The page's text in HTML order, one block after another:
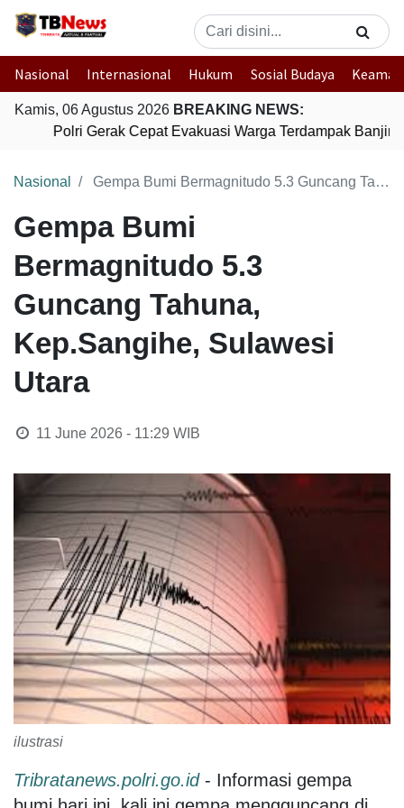
Nasional Internasional Hukum Sosial Budaya
Kamis, 06 Agustus 2026 BREAKING NEWS:
Polri Gerak Cepat Evakuasi Warga Terdampak Banjir
Nasional Gempa Bumi Bermagnitudo 5.3 Guncang Tahuna, Kep.Sangihe, Sulawesi Utara
Gempa Bumi
Bermagnitudo 5.3
Guncang Tahuna,
Kep.Sangihe, Sulawesi
Utara
11 June 2026 - 11:29 WIB
ilustrasi
Tribratanews.polri.go.id- Informasi gempa